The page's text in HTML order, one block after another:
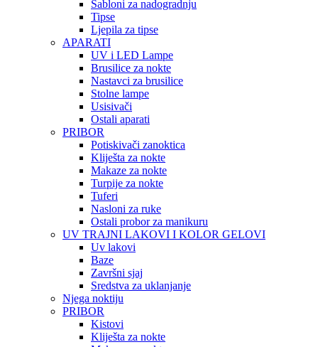
Šabloni za nadogradnju
Tipse
Ljepila za tipse
APARATI
UV i LED Lampe
Brusilice za nokte
Nastavci za brusilice
Stolne lampe
Usisivači
Ostali aparati
PRIBOR
Potiskivači zanoktica
Kliješta za nokte
Makaze za nokte
Turpije za nokte
Tuferi
Nasloni za ruke
Ostali probor za manikuru
UV TRAJNI LAKOVI I KOLOR GELOVI
Uv lakovi
Baze
Završni sjaj
Sredstva za uklanjanje
Njega noktiju
PRIBOR
Kistovi
Kliješta za nokte